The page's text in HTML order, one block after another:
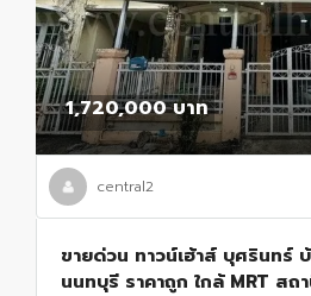
1,720,000 บาท
central2
ขายด่วน ทาวน์เฮ้าส์ บุศรินทร์
นนทบุรี ราคาถูก ใกล้ MRT สถ